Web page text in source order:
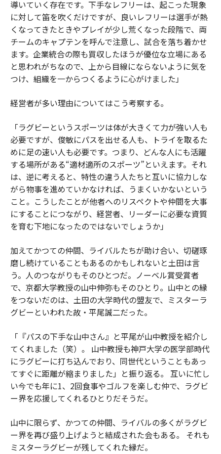
導いていく存在です。下手なレフリーは、起こった現象
に対して笛を吹くだけですが、良いレフリーは選手が熱
くなってきたときやプレイが少し荒くなった段階で、両
チームのキャプテンを呼んで注意し、試合を落ち着かせ
ます。企業統合の際も買収したほうが優位な立場にある
と思われがちなので、上から目線にならないように気を
つけ、組織を一からつくるように心がけました」
経営者が多い理由についてはこう考察する。
「ラグビーというスポーツは体が大きくて力が強い人も
必要ですが、俊敏にパスを出せる人も、トライを取るた
めに足の速い人も必要です。つまり、どんな人にも活躍
する場所がある“適材適所のスポーツ”といえます。それ
は、逆に考えると、特性の違う人たちと互いに協力しな
がら物事を進めていかなければ、うまくいかないという
こと。こうしたことが他者へのリスペクトや仲間を大事
にすることにつながり、経営者、リーダーに必要な資質
を育む下地になったのではないでしょうか」
加えてかつての仲間、ライバルたちが助け合い、切磋琢
磨し続けていることもあるのかもしれないと土田は言
う。人のつながりもそのひとつだ。ノーベル賞受賞者
で、京都大学教授の山中伸弥もそのひとり。山中との縁
をつないだのは、土田の大学時代の盟友で、ミスターラ
グビーといわれた故・平尾誠二だった。
「『パスの下手な山中さん』と平尾が山中教授を紹介し
てくれました（笑）。 山中教授も神戸大学の医学部時代
にラグビーに打ち込んでおり、同世代ということもあっ
てすぐに距離が縮まりました」と振り返る。 互いに忙し
い今でも年に1、2回食事やゴルフを楽しむ仲で、ラグビ
ー界を応援してくれるひとりだそうだ。
山中に限らず、かつての仲間、ライバルの多くがラグビ
ー界を再び盛り上げようと結成された会もある。 それも
ミスターラグビーが残してくれた縁だ。